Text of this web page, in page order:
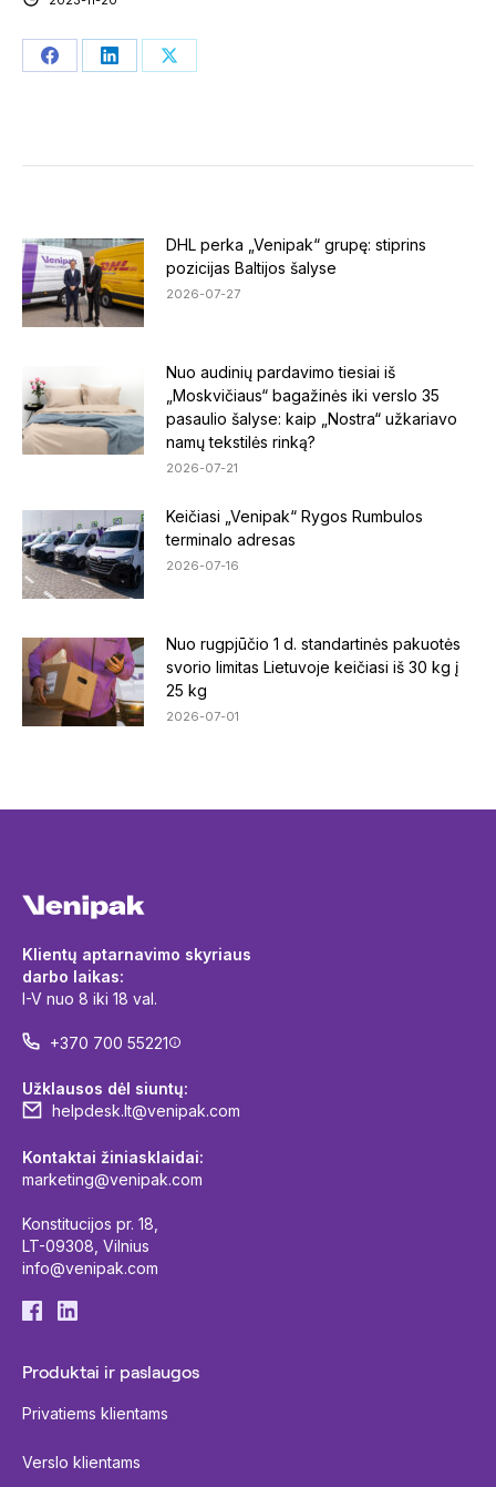
Share Share Share
DHL perka „Venipak“ grupę: stiprins
pozicijas Baltijos šalyse
2026-07-27
Nuo audinių pardavimo tiesiai iš
„Moskvičiaus“ bagažinės iki verslo 35
pasaulio šalyse: kaip „Nostra“ užkariavo
namų tekstilės rinką?
2026-07-21
Keičiasi „Venipak“ Rygos Rumbulos
terminalo adresas
2026-07-16
Nuo rugpjūčio 1 d. standartinės pakuotės
svorio limitas Lietuvoje keičiasi iš 30 kg į
25 kg
2026-07-01
Klientų aptarnavimo skyriaus
darbo laikas:
I-V nuo 8 iki 18 val.
+370 700 55221
Užklausos dėl siuntų:
helpdesk.lt@venipak.com
Kontaktai žiniasklaidai:
marketing@venipak.com
Konstitucijos pr. 18,
LT-09308, Vilnius
info@venipak.com
Produktai ir paslaugos
Privatiems klientams
Verslo klientams